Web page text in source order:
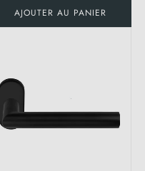
AJOUTER AU PANIER